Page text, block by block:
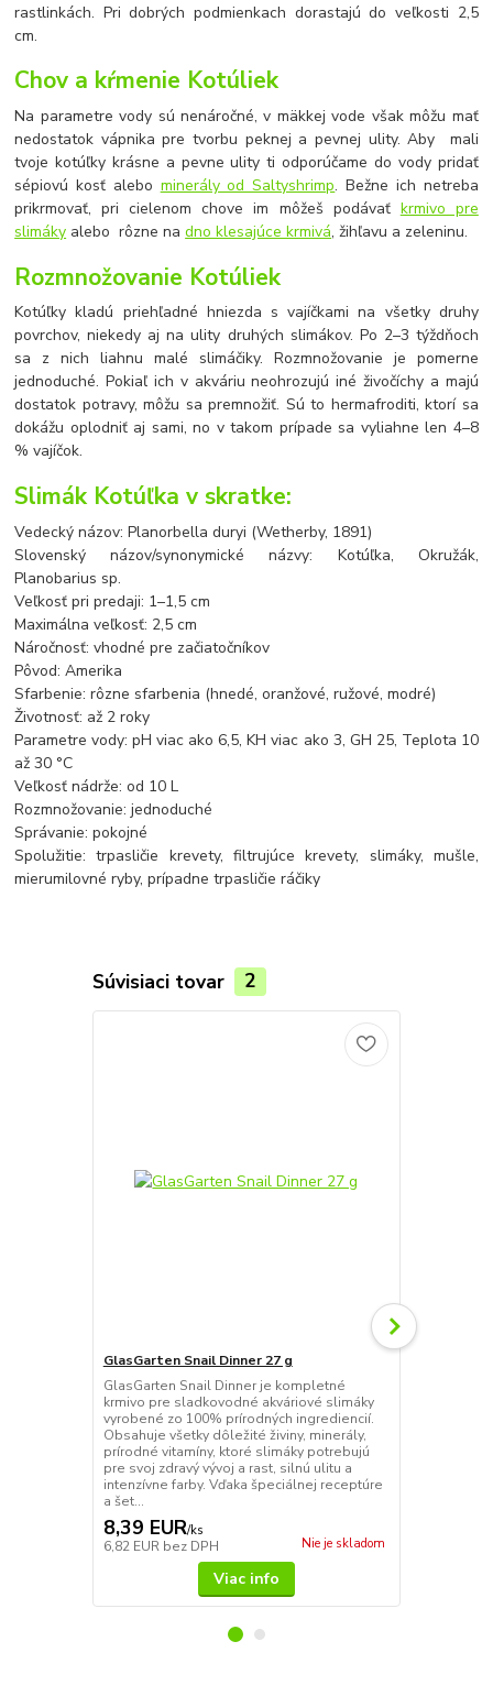
rastlinkách. Pri dobrých podmienkach dorastajú do veľkosti 2,5
cm.
Chov a kŕmenie Kotúliek
Na parametre vody sú nenáročné, v mäkkej vode však môžu mať
nedostatok vápnika pre tvorbu peknej a pevnej ulity. Aby mali
tvoje kotúľky krásne a pevne ulity ti odporúčame do vody pridať
sépiovú kosť alebo minerály od Saltyshrimp. Bežne ich netreba
prikrmovať, pri cielenom chove im môžeš podávať krmivo pre
slimáky alebo rôzne nadno klesajúce krmivá, žihľavu a zeleninu.
Rozmnožovanie Kotúliek
Kotúľky kladú priehľadné hniezda s vajíčkami na všetky druhy
povrchov, niekedy aj na ulity druhých slimákov. Po 2–3 týždňoch
sa z nich liahnu malé slimáčiky. Rozmnožovanie je pomerne
jednoduché. Pokiaľ ich v akváriu neohrozujú iné živočíchy a majú
dostatok potravy, môžu sa premnožiť. Sú to hermafroditi, ktorí sa
dokážu oplodniť aj sami, no v takom prípade sa vyliahne len 4–8
% vajíčok.
Slimák Kotúľka v skratke:
Vedecký názov: Planorbella duryi (Wetherby, 1891)
Slovenský názov/synonymické názvy: Kotúľka, Okružák,
Planobarius sp.
Veľkosť pri predaji: 1–1,5 cm
Maximálna veľkosť: 2,5 cm
Náročnosť: vhodné pre začiatočníkov
Pôvod: Amerika
Sfarbenie: rôzne sfarbenia (hnedé, oranžové, ružové, modré)
Životnosť: až 2 roky
Parametre vody: pH viac ako 6,5, KH viac ako 3, GH 25, Teplota 10
až 30 °C
Veľkosť nádrže: od 10 L
Rozmnožovanie: jednoduché
Správanie: pokojné
Spolužitie: trpasličie krevety, filtrujúce krevety, slimáky, mušle,
mierumilovné ryby, prípadne trpasličie ráčiky
Súvisiaci tovar 2
GlasGarten Snail Dinner 27 g
GlasGarten Snail Dinner je kompletné
krmivo pre sladkovodné akváriové slimáky
vyrobené zo 100% prírodných ingrediencií.
Obsahuje všetky dôležité živiny, minerály,
prírodné vitamíny, ktoré slimáky potrebujú
pre svoj zdravý vývoj a rast, silnú ulitu a
intenzívne farby. Vďaka špeciálnej receptúre
a šet...
8,39 EUR/ks
6,82 EUR bez DPH Nie je skladom
Viac info